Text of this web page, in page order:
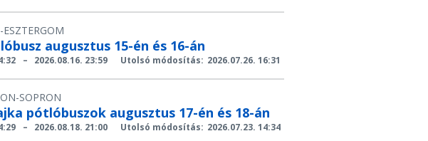
augusztus 15-én és 16-án
– 2026.08.16. 23:59 Utolsó módosítás: 2026.07.26. 16:31
SOPRON
pótlóbuszok augusztus 17-én és 18-án
– 2026.08.18. 21:00 Utolsó módosítás: 2026.07.23. 14:34